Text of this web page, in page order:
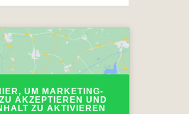
UM MARKETING-
AKZEPTIEREN UND
ZU AKTIVIEREN